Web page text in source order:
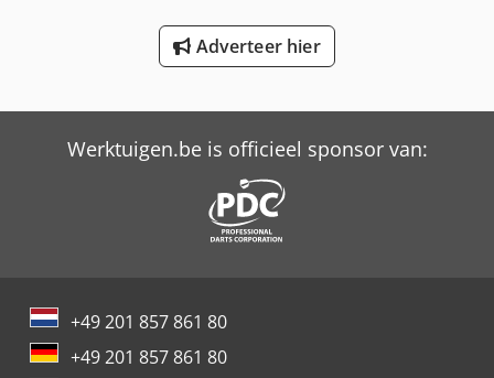
Nilfisk-Alto Neptune 4-50 Fa
Nilfisk-Alto Neptune 5-50 Fa
Trailer And Tools
Adverteer hier
Werktuigen.be is officieel sponsor van:
+49 201 857 861 80
+49 201 857 861 80